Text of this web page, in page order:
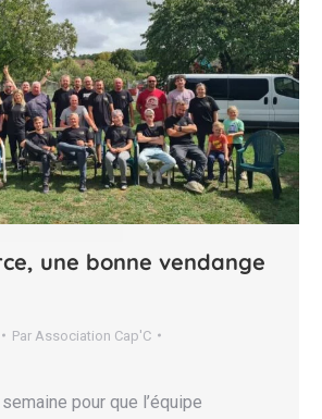
une bonne vendange
Par Association Cap'C
pour que l’équipe